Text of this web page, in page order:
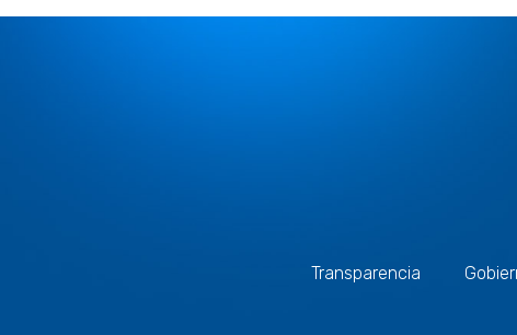
Transparencia